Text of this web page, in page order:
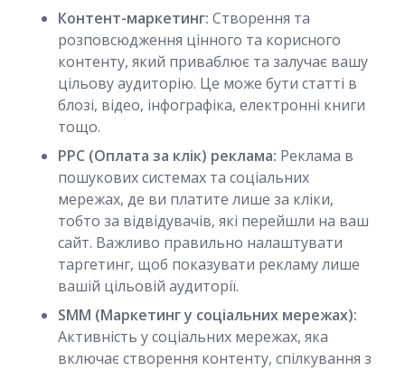
Контент-маркетинг: Створення та
розповсюдження цінного та корисного
контенту, який приваблює та залучає вашу
цільову аудиторію. Це може бути статті в
блозі, відео, інфографіка, електронні книги
тощо.
PPC (Оплата за клік) реклама: Реклама в
пошукових системах та соціальних
мережах, де ви платите лише за кліки,
тобто за відвідувачів, які перейшли на ваш
сайт. Важливо правильно налаштувати
таргетинг, щоб показувати рекламу лише
вашій цільовій аудиторії.
SMM (Маркетинг у соціальних мережах):
Активність у соціальних мережах, яка
включає створення контенту, спілкування з